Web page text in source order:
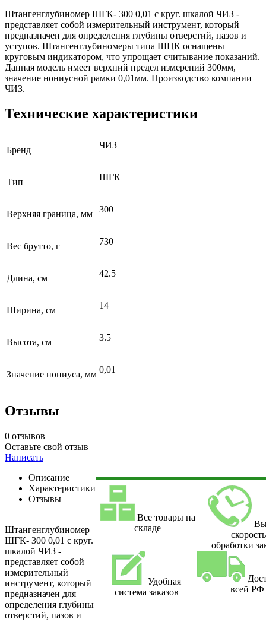
Штангенглубиномер ШГК- 300 0,01 с круг. шкалой ЧИЗ -
представляет собой измерительный инструмент, который
предназначен для определения глубины отверстий, пазов и
уступов. Штангенглубиномеры типа ШЦК оснащены
круговым индикатором, что упрощает считывание показаний.
Данная модель имеет верхний предел измерений 300мм,
значение нониусной рамки 0,01мм. Производство компании
ЧИЗ.
Технические характеристики
Бренд ЧИЗ
Тип ШГК
Верхняя граница, мм 300
Вес брутто, г 730
Длина, см 42.5
Ширина, см 14
Высота, см 3.5
Значение нониуса, мм 0,01
Отзывы
0 отзывов
Оставьте свой отзыв
Написать
Описание
Характеристики
Отзывы
Штангенглубиномер
ШГК- 300 0,01 с круг.
шкалой ЧИЗ -
представляет собой
измерительный
инструмент, который
предназначен для
определения глубины
отверстий, пазов и
Все товары на
складе
скорость
обработки
Удобная
система заказов
всей РФ